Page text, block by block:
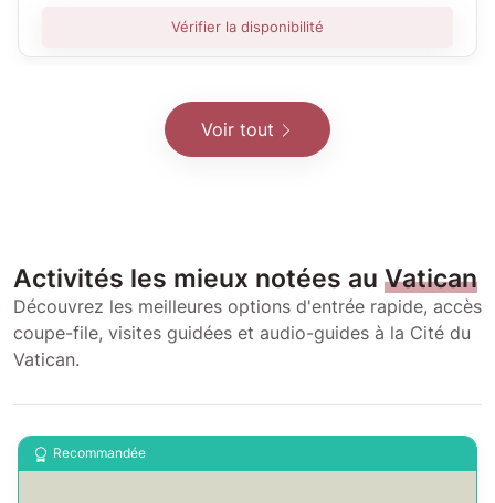
Vérifier la disponibilité
Voir tout
Activités les mieux notées au Vatican
Découvrez les meilleures options d'entrée rapide, accès
coupe-file, visites guidées et audio-guides à la Cité du
Vatican.
Recommandée